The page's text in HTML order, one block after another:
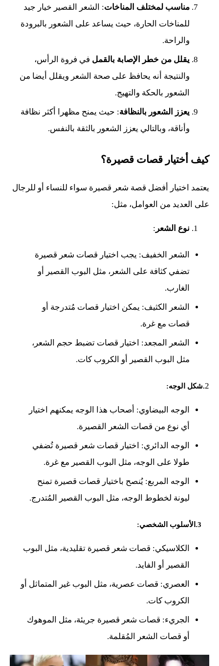
مناسب لمختلف المناخات: الشعر القصير خيار جيد
للمناخات الحارة، حيث يساعد على الشعور بالبرودة
والراحة.
يقلل من خطر الإصابة بالقمل في فروة الرأس،
والنتيجة أنه يحافظ على صحة الشعر ويقلل أيضا من
الشعور بالحكة والتهيج.
يعزز الشعور بالنظافة: حيث يمنح مظهرا أكثر نظافة
وأناقة، وبالتالي يعزز الشعور بالثقة بالنفس.
كيف أختيار قصات قصيرة؟
يعتمد اختيار أفضل قصة شعر قصيرة سواء للنساء أو للرجال
على العديد من العوامل، مثل:
نوع الشعر :
الشعر الخفيف: يجب اختيار قصات شعر قصيرة
تضفي كثافة على الشعر، مثل البوب القصير أو
الغارب.
الشعر الكثيف: يمكن اختيار قصات مُتدرجة أو
قصات مع غرة.
الشعر المجعد: اختيار قصات تضبط حجم الشعر،
مثل البوب القصير أو الكروب كات.
2.شكل الوجه:
الوجه البيضاوي: أصحاب هذا الوجه يمكنهم اختيار
أي نوع من قصات الشعر القصيرة.
الوجه الدائري: اختيار قصات شعر قصيرة تُضفي
طولا على الوجه، مثل البوب القصير مع غرة.
الوجه المربع: يُنصح باختيار قصات قصيرة تمنح
ليونة لخطوط الوجه، مثل البوب القصير المُتدرج.
:
الكلاسيكي: قصات شعر قصيرة تقليدية، مثل البوب
القصير أو الفايد.
العصري: قصات عصرية، مثل البوب غير المتماثل أو
الكروب كات.
الجريء: قصات شعر قصيرة جريئة، مثل الموهوك
أو قصات الشعر المُقلمة.